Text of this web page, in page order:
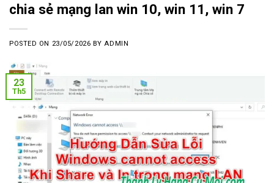
chia sẻ mạng lan win 10, win 11, win 7
POSTED ON 23/05/2026 BY ADMIN
23
Th5